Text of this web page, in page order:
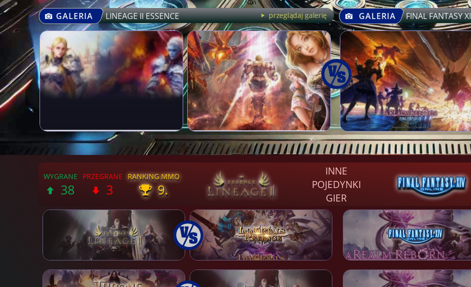
GALERIA LINEAGE II ESSENCE przeglądaj galerię GALERIA FINAL FANTASY
38 3 9.
INNE
POJEDYNKI
GIER